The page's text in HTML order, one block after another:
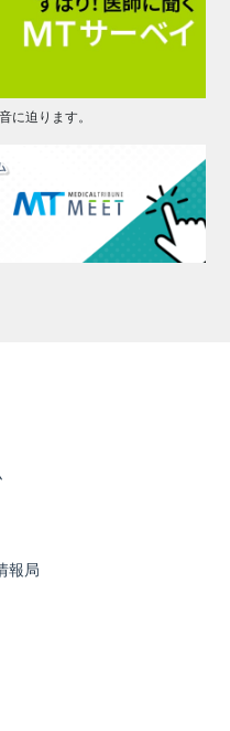
に迫ります。
報局